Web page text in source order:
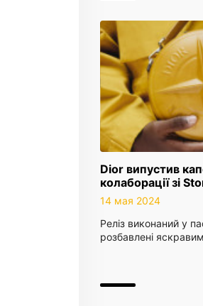
Dior випустив
колаборації зі
14 мая 2024
Реліз виконаний у
розбавлені